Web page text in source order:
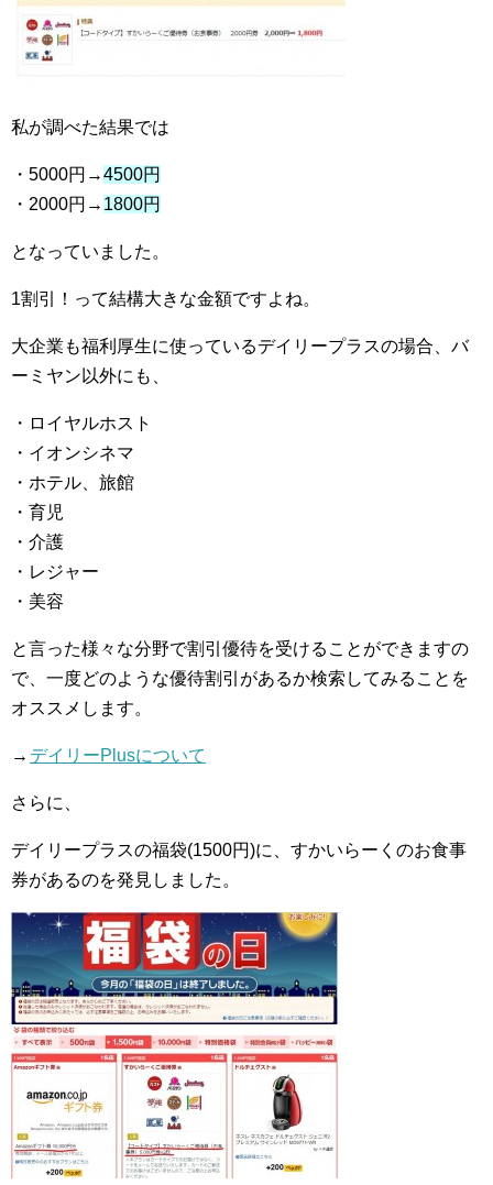
私が調べた結果では
・5000円→4500円
・2000円→ 1800円
となっていました。
1割引！って結構大きな金額ですよね。
大企業も福利厚生に使っているデイリープラスの場合、バ
ーミヤン以外にも、
・ロイヤルホスト
・イオンシネマ
・ホテル、旅館
・育児
・介護
・レジャー
・美容
と言った様々な分野で割引優待を受けることができますの
で、一度どのような優待割引があるか検索してみることを
オススメします。
→ デイリーPlusについて
さらに、
デイリープラスの福袋(1500円)に、すかいらーくのお食事
券があるのを発見しました。